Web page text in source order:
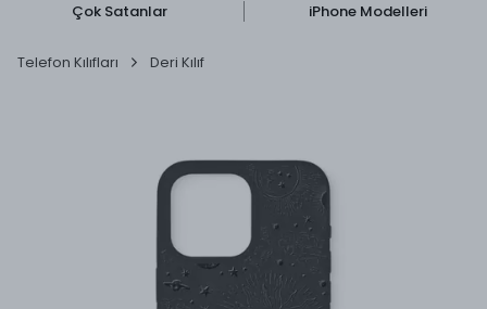
Çok Satanlar iPhone Modelleri
Telefon Kılıfları Deri Kılıf